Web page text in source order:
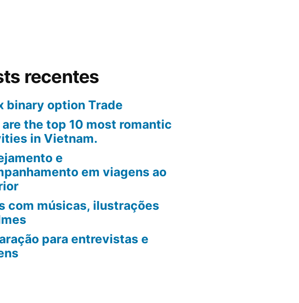
recentes
binary option Trade
are the top 10 most romantic
in Vietnam.
e
em viagens ao
com músicas, ilustrações
para entrevistas e